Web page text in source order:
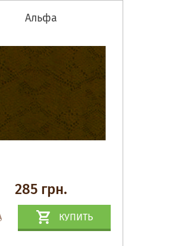
Альфа
285 грн.
КУПИТЬ